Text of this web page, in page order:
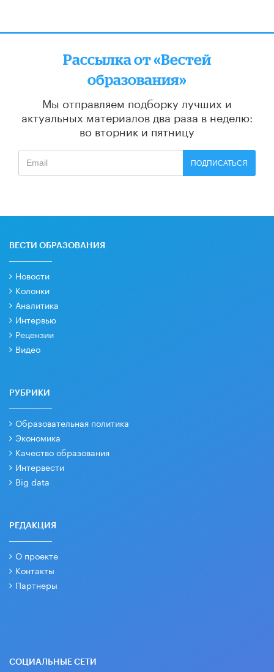
Рассылка от «Вестей
образования»
Мы отправляем подборку лучших и
актуальных материалов два раза в неделю:
во вторник и пятницу
ПОДПИСАТЬСЯ
ВЕСТИ ОБРАЗОВАНИЯ
Новости
Колонки
Аналитика
Интервью
Рецензии
Видео
РУБРИКИ
Образовательная политика
Экономика
Качество образования
Интервести
Big data
РЕДАКЦИЯ
О проекте
Контакты
Партнеры
СОЦИАЛЬНЫЕ СЕТИ